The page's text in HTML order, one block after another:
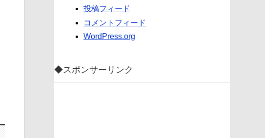
投稿フィード
コメントフィード
WordPress.org
◆スポンサーリンク